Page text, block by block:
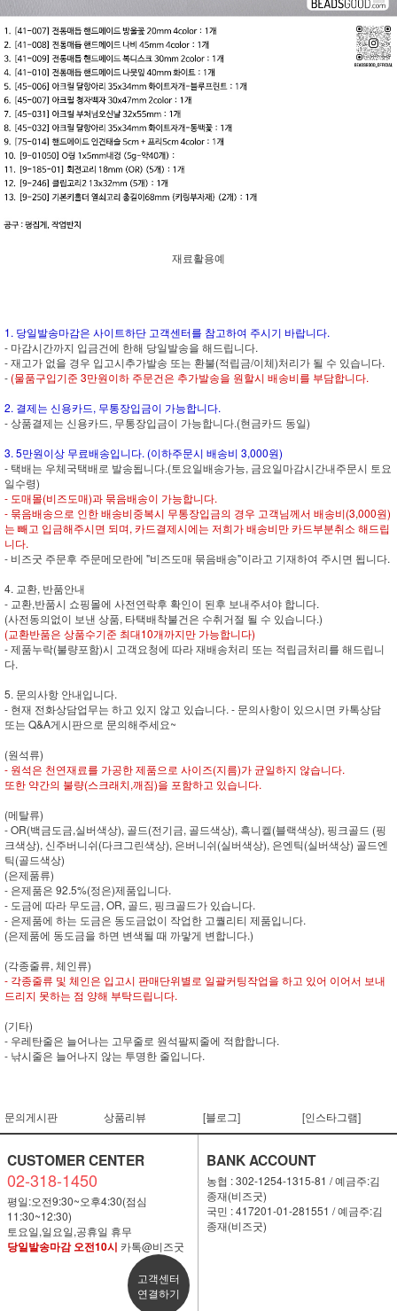
재료활용예
1. 당일발송마감은 사이트하단 고객센터를 참고하여 주시기 바랍니다.
- 마감시간까지 입금건에 한해 당일발송을 해드립니다.
- 재고가 없을 경우 입고시추가발송 또는 환불(적립금/이체)처리가 될 수 있습니다.
- (물품구입기준 3만원이하 주문건은 추가발송을 원할시 배송비를 부담합니다.
2. 결제는 신용카드, 무통장입금이 가능합니다.
- 상품결제는 신용카드, 무통장입금이 가능합니다.(현금카드 동일)
3. 5만원이상 무료배송입니다. (이하주문시 배송비 3,000원)
- 택배는 우체국택배로 발송됩니다.(토요일배송가능, 금요일마감시간내주문시 토요
일수령)
- 도매몰(비즈도매)과 묶음배송이 가능합니다.
- 묶음배송으로 인한 배송비중복시 무통장입금의 경우 고객님께서 배송비(3,000원)
는 빼고 입금해주시면 되며, 카드결제시에는 저희가 배송비만 카드부분취소 해드립
니다.
- 비즈굿 주문후 주문메모란에 "비즈도매 묶음배송"이라고 기재하여 주시면 됩니다.
4. 교환, 반품안내
- 교환,반품시 쇼핑몰에 사전연락후 확인이 된후 보내주셔야 합니다.
(사전동의없이 보낸 상품, 타택배착불건은 수취거절 될 수 있습니다.)
(교환반품은 상품수기준 최대10개까지만 가능합니다)
- 제품누락(불량포함)시 고객요청에 따라 재배송처리 또는 적립금처리를 해드립니
다.
5. 문의사항 안내입니다.
- 현재 전화상담업무는 하고 있지 않고 있습니다. - 문의사항이 있으시면 카톡상담
또는 Q&A게시판으로 문의해주세요~
(원석류)
- 원석은 천연재료를 가공한 제품으로 사이즈(지름)가 균일하지 않습니다.
또한 약간의 불량(스크래치,깨짐)을 포함하고 있습니다.
(메탈류)
- OR(백금도금,실버색상), 골드(전기금, 골드색상), 흑니켈(블랙색상), 핑크골드 (핑
크색상), 신주버니쉬(다크그린색상), 은버니쉬(실버색상), 은엔틱(실버색상) 골드엔
틱(골드색상)
(은제품류)
- 은제품은 92.5%(정은)제품입니다.
- 도금에 따라 무도금, OR, 골드, 핑크골드가 있습니다.
- 은제품에 하는 도금은 동도금없이 작업한 고퀄리티 제품입니다.
(은제품에 동도금을 하면 변색될 때 까맣게 변합니다.)
(각종줄류, 체인류)
- 각종줄류 및 체인은 입고시 판매단위별로 일괄커팅작업을 하고 있어 이어서 보내
드리지 못하는 점 양해 부탁드립니다.
(기타)
- 우레탄줄은 늘어나는 고무줄로 원석팔찌줄에 적합합니다.
- 낚시줄은 늘어나지 않는 투명한 줄입니다.
문의게시판 상품리뷰 [블로그] [인스타그램]
CUSTOMER CENTER
02-318-1450
평일:오전9:30~오후4:30(점심
11:30~12:30)
토요일,일요일,공휴일 휴무
당일발송마감 오전10시 카톡@비즈굿
고객센터
연결하기
BANK ACCOUNT
농협 : 302-1254-1315-81 / 예금주:김
종재(비즈굿)
국민 : 417201-01-281551 / 예금주:김
종재(비즈굿)